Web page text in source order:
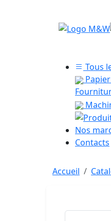
Tous
Nos
Contacts
Accueil